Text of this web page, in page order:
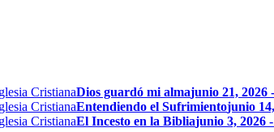
Dios guardó mi almajunio 21, 2026
Entendiendo el Sufrimientojunio
El Incesto en la Bibliajunio 3, 2026